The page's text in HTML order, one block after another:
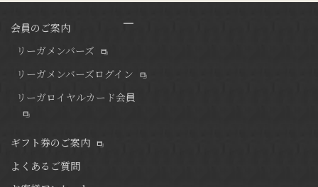
会員のご案内
リーガメンバーズ
リーガメンバーズログイン
リーガロイヤルカード会員
ギフト券のご案内
よくあるご質問